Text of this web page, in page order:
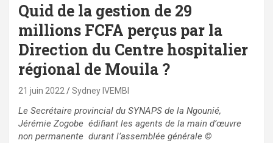
Quid de la gestion de 29
millions FCFA perçus par la
Direction du Centre hospitalier
régional de Mouila ?
21 juin 2022 Sydney IVEMBI
Le Secrétaire provincial du SYNAPS de la Ngounié,
Jérémie Zogobe édifiant les agents de la main d’œuvre
non permanente durant l’assemblée générale ©